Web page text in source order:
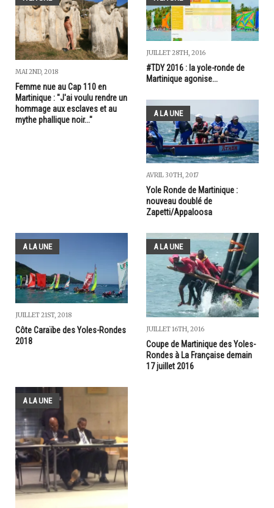
MAI 2ND, 2018
Femme nue au Cap 110 en
Martinique : "J'ai voulu rendre un
hommage aux esclaves et au
mythe phallique noir..."
JUILLET 28TH, 2016
#TDY 2016 : la yole-ronde de
Martinique agonise...
A LA UNE
AVRIL 30TH, 2017
Yole Ronde de Martinique :
nouveau doublé de
Zapetti/Appaloosa
A LA UNE
JUILLET 21ST, 2018
Côte Caraïbe des Yoles-Rondes
2018
A LA UNE
JUILLET 16TH, 2016
Coupe de Martinique des Yoles-
Rondes à La Française demain
17 juillet 2016
A LA UNE